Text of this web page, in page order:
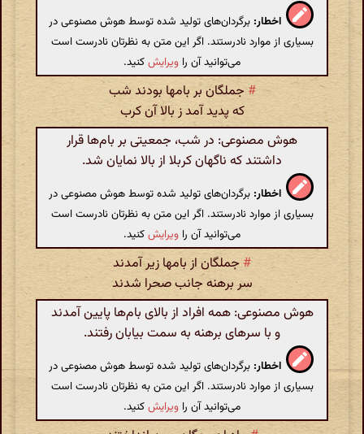
اخطار: برگردان‌های تولید شده توسط هوش مصنوعی در
بسیاری از موارد نادرستند. اگر این متن به نظرتان نادرست است
می‌توانید آن را ویرایشکنید.
# جملگان بر بامها بودند شب
که پدید آمد ز بالا آن کرب
هوش مصنوعی: در شب، جمعیتی بر بام‌ها قرار
داشتند که ناگهان کربلا از بالا نمایان شد.
اخطار: برگردان‌های تولید شده توسط هوش مصنوعی در
بسیاری از موارد نادرستند. اگر این متن به نظرتان نادرست است
می‌توانید آن را ویرایشکنید.
# جملگان از بامها زیر آمدند
سر برهنه جانب صحرا شدند
هوش مصنوعی: همه افراد از بالای بام‌ها پایین آمدند
و با سرهای برهنه به سمت بیابان رفتند.
اخطار: برگردان‌های تولید شده توسط هوش مصنوعی در
بسیاری از موارد نادرستند. اگر این متن به نظرتان نادرست است
می‌توانید آن را ویرایشکنید.